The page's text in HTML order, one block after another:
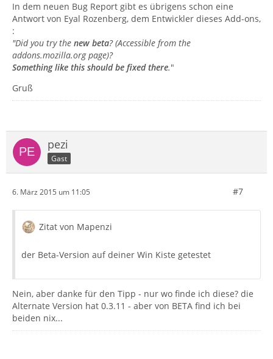
In dem neuen Bug Report gibt es übrigens schon eine
Antwort von Eyal Rozenberg, dem Entwickler dieses Add-ons,
:
"Did you try the new beta? (Accessible from the
addons.mozilla.org page)?
Something like this should be fixed there."
Gruß
pezi
Gast
6. März 2015 um 11:05 #7
Zitat von Mapenzi
der Beta-Version auf deiner Win Kiste getestet
Nein, aber danke für den Tipp - nur wo finde ich diese? die
Alternate Version hat 0.3.11 - aber von BETA find ich bei
beiden nix...